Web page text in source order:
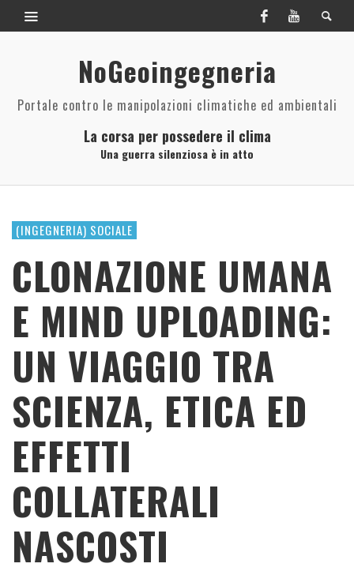
NoGeoingegneria
Portale contro le manipolazioni climatiche ed ambientali
La corsa per possedere il clima
Una guerra silenziosa è in atto
(INGEGNERIA) SOCIALE
CLONAZIONE UMANA
E MIND UPLOADING:
UN VIAGGIO TRA
SCIENZA, ETICA ED
EFFETTI
COLLATERALI
NASCOSTI